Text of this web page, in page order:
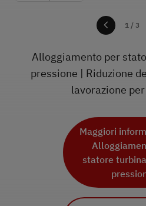
1/ 3
Alloggiamento per
pressione | Riduzione
lavorazione
Maggiori
statore
1
Maggiori
Componente
Tutte le
1
Maggiori
Componente
Tutte le